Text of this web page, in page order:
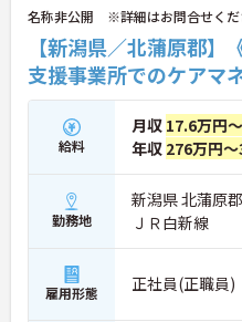
名称非公開 ※詳細はお問合せくだ
【新潟県／北蒲原郡
支援事業所でのケアマ
給料
月収 17.6万円
年収 276万円
勤務地
新潟県 北蒲原
ＪＲ白新線
雇用形態 正社員(正職員)